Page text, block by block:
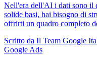
Nell'era dell'AI i dati sono il
solide basi, hai bisogno di
offrirti un quadro completo
Scritto da Il Team Google
Google Ads